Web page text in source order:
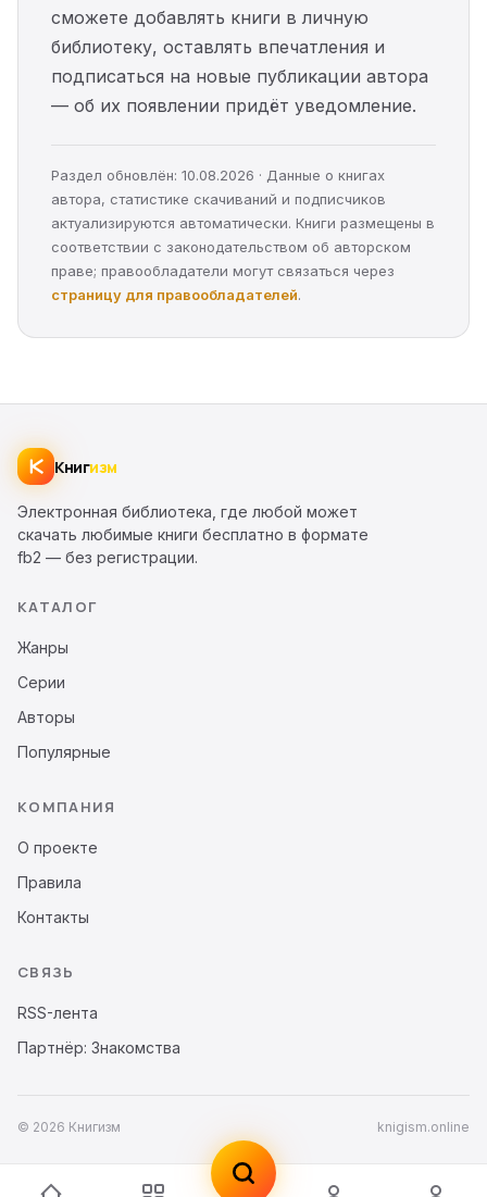
сможете добавлять книги в личную
библиотеку, оставлять впечатления и
подписаться на новые публикации автора
— об их появлении придёт уведомление.
Раздел обновлён: 10.08.2026 · Данные о книгах
автора, статистике скачиваний и подписчиков
актуализируются автоматически. Книги размещены в
соответствии с законодательством об авторском
праве; правообладатели могут связаться через
страницу для правообладателей.
Книгизм
Электронная библиотека, где любой может
скачать любимые книги бесплатно в формате
fb2 — без регистрации.
КАТАЛОГ
Жанры
Серии
Авторы
Популярные
КОМПАНИЯ
О проекте
Правила
Контакты
СВЯЗЬ
RSS-лента
Партнёр: Знакомства
© 2026 Книгизм knigism.online